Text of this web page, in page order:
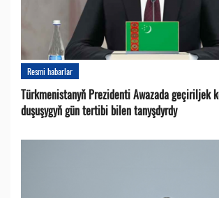
Resmi habarlar
Türkmenistanyň Prezidenti Awazada geçiriljek
duşuşygyň gün tertibi bilen tanyşdyrdy